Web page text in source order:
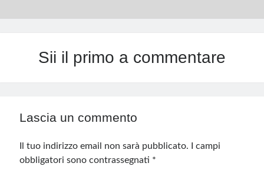
Sii il primo a commentare
Lascia un commento
Il tuo indirizzo email non sarà pubblicato.
I campi
obbligatori sono contrassegnati *